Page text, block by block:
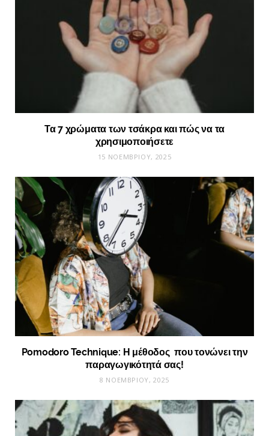
Τα 7 χρώματα των τσάκρα και πώς να τα
χρησιμοποιήσετε
15 ΝΟΕΜΒΡΊΟΥ, 2025
Pomodoro Technique: Η μέθοδος που τονώνει την
παραγωγικότητά σας!
8 ΝΟΕΜΒΡΊΟΥ, 2025